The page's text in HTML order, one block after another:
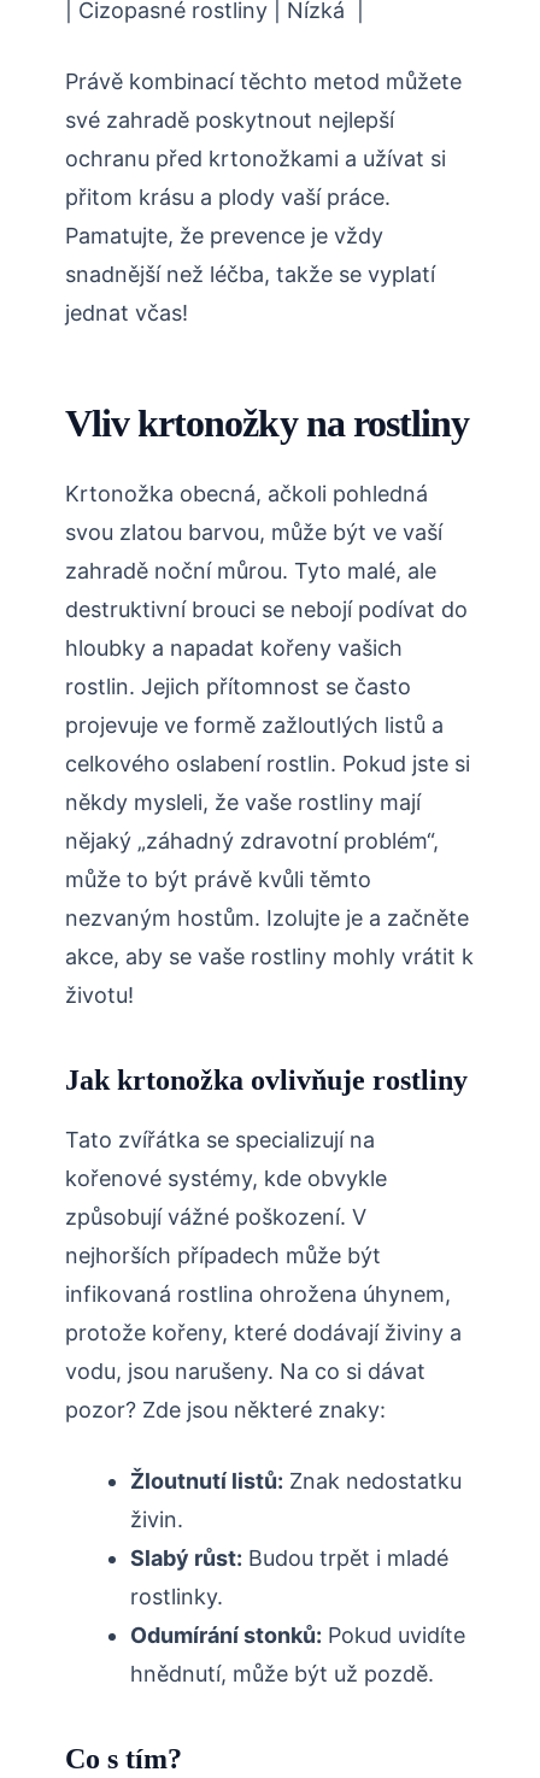
| Cizopasné rostliny | Nízká ‌ |
Právě kombinací těchto metod můžete
své zahradě‌ poskytnout nejlepší
ochranu ⁣před ‌krtonožkami a užívat si
přitom krásu a plody vaší práce.
Pamatujte, že prevence je vždy
snadnější než léčba, takže se vyplatí
jednat včas!
Vliv krtonožky na​ rostliny
Krtonožka obecná, ačkoli pohledná
svou zlatou barvou, ⁤může být ve​ vaší
zahradě noční můrou. Tyto malé, ale
destruktivní brouci se nebojí podívat ‍do
hloubky a napadat kořeny vašich‌
rostlin. Jejich přítomnost se často
projevuje ve formě zažloutlých listů a​
celkového oslabení rostlin. Pokud jste si‍
někdy mysleli, že vaše rostliny mají
⁢nějaký „záhadný ‌zdravotní problém“,
může to být právě kvůli těmto
nezvaným hostům. Izolujte je a začněte
akce, aby se vaše rostliny ‌mohly vrátit k
životu!
Jak krtonožka ovlivňuje‌ rostliny
Tato‌ zvířátka se specializují na
kořenové systémy, kde obvykle⁣
způsobují vážné poškození. V
nejhorších případech může být
infikovaná rostlina ohrožena​ úhynem,
protože⁢ kořeny, které dodávají živiny a
vodu, jsou ⁣narušeny. Na co si dávat
pozor? Zde jsou některé znaky:
Žloutnutí listů: Znak nedostatku
živin.
Slabý růst: Budou trpět i mladé
rostlinky.
Odumírání⁢ stonků: Pokud uvidíte
hnědnutí, může být už pozdě.
Co s tím?